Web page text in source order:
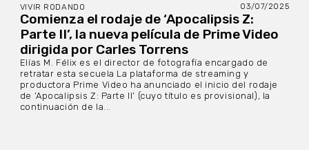
VIVIR RODANDO 03/07/2025
Comienza el rodaje de ‘Apocalipsis Z:
Parte II’, la nueva película de Prime Video
dirigida por Carles Torrens
Elías M. Félix es el director de fotografía encargado de
retratar esta secuela La plataforma de streaming y
productora Prime Video ha anunciado el inicio del rodaje
de ‘Apocalipsis Z: Parte II’ (cuyo título es provisional), la
continuación de la...